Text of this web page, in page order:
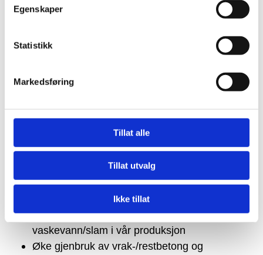
Egenskaper
Statistikk
Markedsføring
Tillat alle
Tillat utvalg
Ikke tillat
ansatte (inkludert samarbeidspartnere) for å
sørge for en større kollektiv miljøbevissthet.
eposter, personalmøter og i
Vi skal utfordre våre leverandører og
samarbeidspartnere på deres miljøbevissthet,
og ved likhet benytte miljø som
utvelgelseskriterium.
Hensynta ytre miljø ved vurdering av nye
produkter/satsningsområder
Jobbe aktivt for å redusere utslipp av
vaskevann/slam i vår produksjon
Øke gjenbruk av vrak-/restbetong og